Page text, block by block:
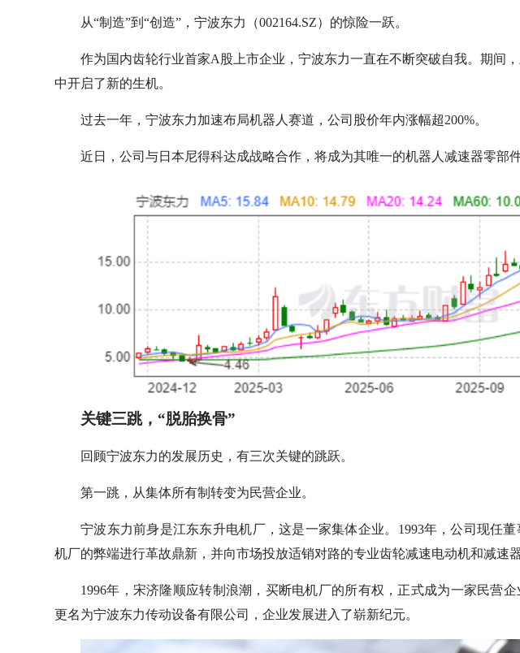
从“制造”到“创造”，宁波东力（002164.SZ）的惊险一跃。
作为国内齿轮行业首家A股上市企业，宁波东力一直在不断突破自我。期间
中开启了新的生机。
过去一年，宁波东力加速布局机器人赛道，公司股价年内涨幅超200%。
近日，公司与日本尼得科达成战略合作，将成为其唯一的机器人减速器零部
关键三跳，“脱胎换骨”
回顾宁波东力的发展历史，有三次关键的跳跃。
第一跳，从集体所有制转变为民营企业。
宁波东力前身是江东东升电机厂，这是一家集体企业。1993年，公司现任
机厂的弊端进行革故鼎新，并向市场投放适销对路的专业齿轮减速电动机和减速器
1996年，宋济隆顺应转制浪潮，买断电机厂的所有权，正式成为一家民营
更名为宁波东力传动设备有限公司，企业发展进入了崭新纪元。